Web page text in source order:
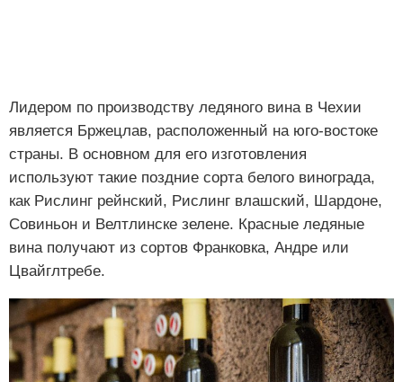
Лидером по производству ледяного вина в Чехии
является Бржецлав, расположенный на юго-востоке
страны. В основном для его изготовления
используют такие поздние сорта белого винограда,
как Рислинг рейнский, Рислинг влашский, Шардоне,
Совиньон и Велтлинске зелене. Красные ледяные
вина получают из сортов Франковка, Андре или
Цвайглтребе.